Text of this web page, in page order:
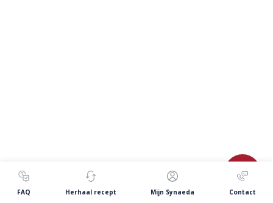
FAQ Herhaal recept Mijn Synaeda Contact